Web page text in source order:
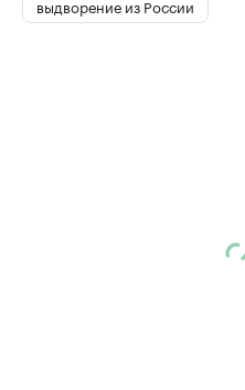
выдворение из России